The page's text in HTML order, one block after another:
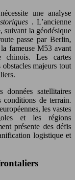
une analyse
. L’ancienne
suivant la géodésique
passe par Berlin,
fameuse M53 avant
Les cartes
majeurs tout
données satellitaires
conditions de terrain.
les vastes
et les régions
présente des défis
logistique et